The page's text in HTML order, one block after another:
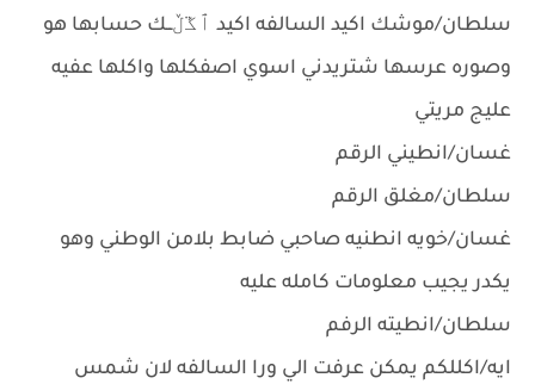
سلطان/موشك اكيد السالفه اكيد ٱڱڵــك حسابها هو
وصوره عرسها شتريدني اسوي اصفكلها واكلها عفيه
عليج مريتي
غسان/انطيني الرقم
سلطان/مغلق الرقم
غسان/خويه انطنيه صاحبي ضابط بلامن الوطني وهو
يكدر يجيب معلومات كامله عليه
سلطان/انطيته الرفم
ايه/اكللكم يمكن عرفت الي ورا السالفه لان شمس